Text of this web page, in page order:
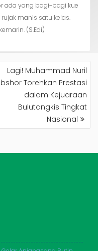
ada yang bagi-bagi kue
manis satu kelas.
(S.Edi)
Lagi! Muhammad Nuril
Torehkan Prestasi
dalam Kejuaraan
Bulutangkis Tingkat
Nasional